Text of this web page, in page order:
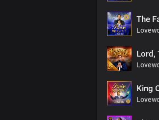
The
Lord,
King